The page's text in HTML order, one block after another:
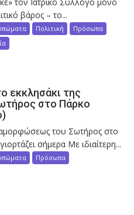
βάρος – το...
Πολιτική
Πρόσωπα
εκκλησάκι της
στο Πάρκο
του Σωτήρος στο
σήμερα Με ιδιαίτερη...
Πρόσωπα